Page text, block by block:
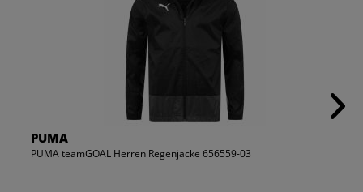
PUMA
PUMA teamGOAL Herren Regenjacke 656559-03